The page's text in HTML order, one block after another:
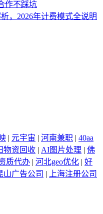
作不踩坑
，2026年计费模式全说明
| 元宇宙 | 河南兼职 | 40aa
物资回收 | AI图片处理 | 佛
质代办 | 河北geo优化 | 好
山广告公司 |
上海注册公司